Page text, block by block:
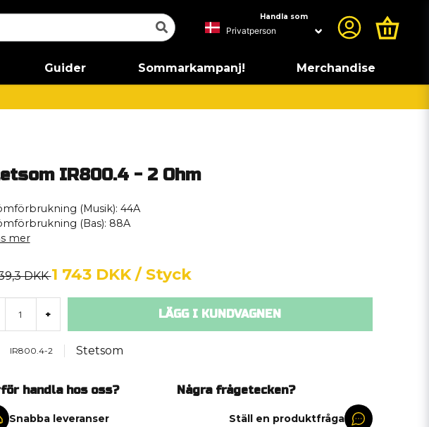
Handla som
Guider Sommarkampanj! Merchandise
IR800.4 - 2 Ohm
(Musik): 44A
(Bas): 88A
mer
DKK1 743 DKK / Styck
+ LÄGG I KUNDVAGNEN
IR800.4-2 Stetsom
handla hos oss?
Snabba leveranser
Några frågetecken?
Ställ en produktfråga